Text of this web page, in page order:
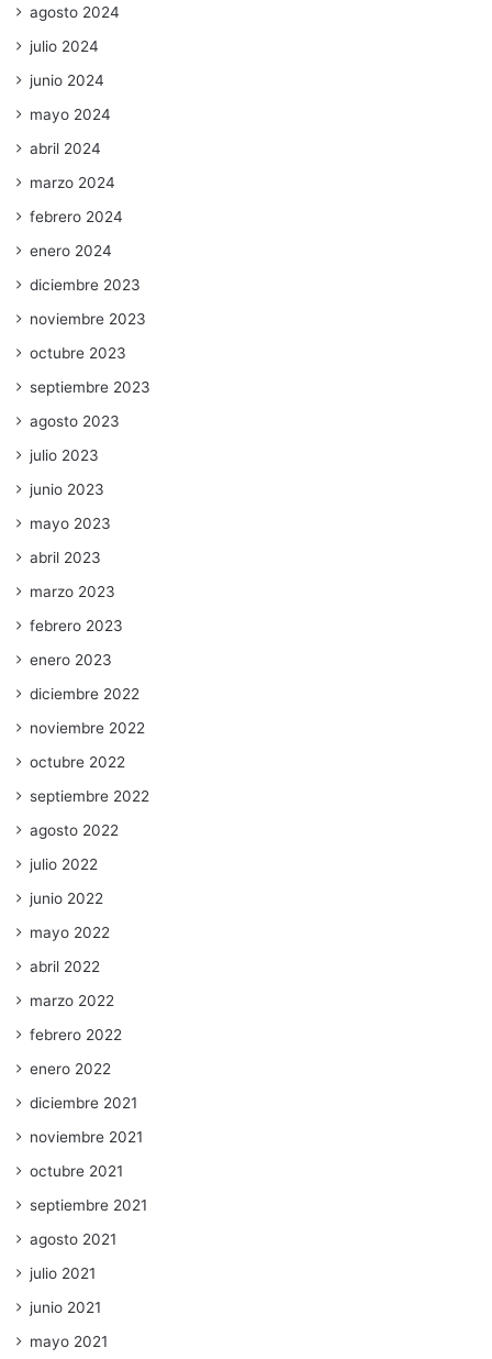
agosto 2024
julio 2024
junio 2024
mayo 2024
abril 2024
marzo 2024
febrero 2024
enero 2024
diciembre 2023
noviembre 2023
octubre 2023
septiembre 2023
agosto 2023
julio 2023
junio 2023
mayo 2023
abril 2023
marzo 2023
febrero 2023
enero 2023
diciembre 2022
noviembre 2022
octubre 2022
septiembre 2022
agosto 2022
julio 2022
junio 2022
mayo 2022
abril 2022
marzo 2022
febrero 2022
enero 2022
diciembre 2021
noviembre 2021
octubre 2021
septiembre 2021
agosto 2021
julio 2021
junio 2021
mayo 2021